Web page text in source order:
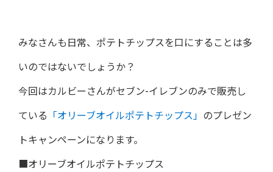
みなさんも日常、ポテトチップスを口にすることは多
いのではないでしょうか？
今回はカルビーさんがセブン-イレブンのみで販売し
ている 「オリーブオイルポテトチップス」 のプレゼン
トキャンペーンになります。
■オリーブオイルポテトチップス